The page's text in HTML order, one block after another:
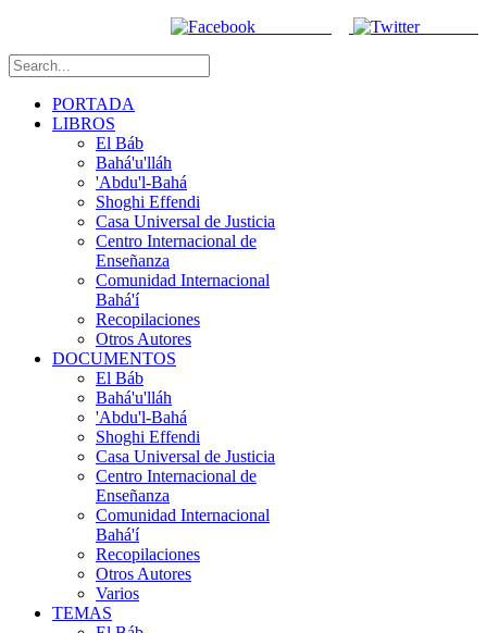
PORTADA
LIBROS
El Báb
Bahá'u'lláh
'Abdu'l-Bahá
Shoghi Effendi
Casa Universal de Justicia
Centro Internacional de
Enseñanza
Comunidad Internacional
Bahá'í
Recopilaciones
Otros Autores
DOCUMENTOS
El Báb
Bahá'u'lláh
'Abdu'l-Bahá
Shoghi Effendi
Casa Universal de Justicia
Centro Internacional de
Enseñanza
Comunidad Internacional
Bahá'í
Recopilaciones
Otros Autores
Varios
TEMAS